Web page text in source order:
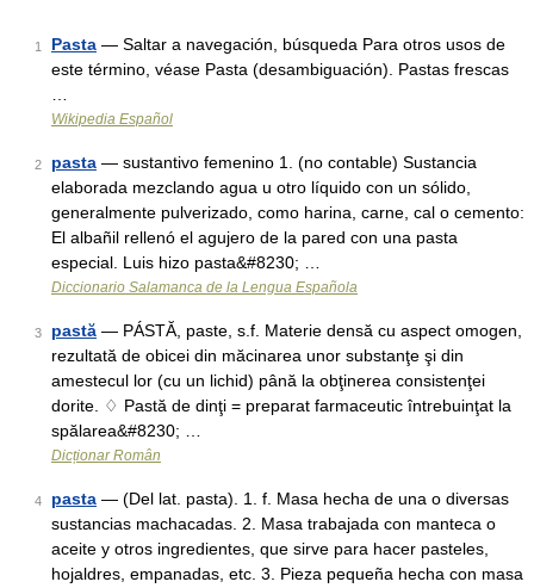
1 Pasta — Saltar a navegación, búsqueda Para otros usos de
este término, véase Pasta (desambiguación). Pastas frescas
Wikipedia Español
2 pasta — sustantivo femenino 1. (no contable) Sustancia
elaborada mezclando agua u otro líquido con un sólido,
generalmente pulverizado, como harina, carne, cal o cemento:
El albañil rellenó el agujero de la pared con una pasta
especial. Luis hizo pasta&#8230; …
Diccionario Salamanca de la Lengua Española
3 pastă — PÁSTĂ, paste, s.f. Materie densă cu aspect omogen,
rezultată de obicei din măcinarea unor substanţe şi din
amestecul lor (cu un lichid) până la obţinerea consistenţei
dorite. ♢ Pastă de dinţi = preparat farmaceutic întrebuinţat la
spălarea&#8230; …
Dicționar Român
4 pasta — (Del lat. pasta). 1. f. Masa hecha de una o diversas
sustancias machacadas. 2. Masa trabajada con manteca o
aceite y otros ingredientes, que sirve para hacer pasteles,
hojaldres, empanadas, etc. 3. Pieza pequeña hecha con masa